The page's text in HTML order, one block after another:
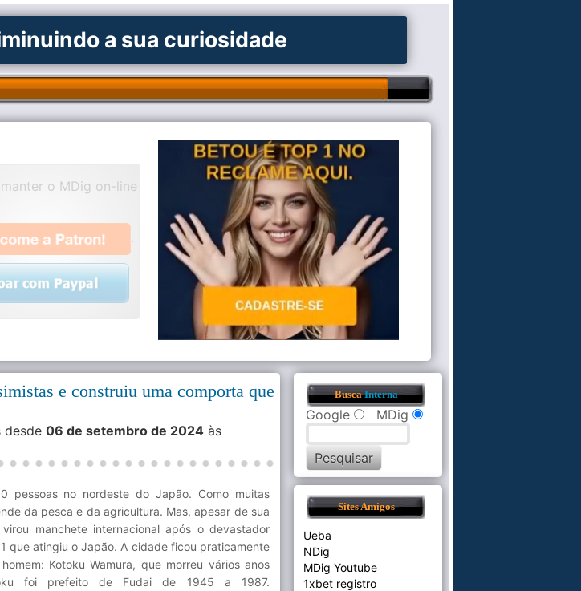
a sua curiosidade
o MDig on-line
.
e construiu uma comporta que
desde 06 de setembro de 2024 às
pessoas no nordeste do Japão. Como muitas
da pesca e da agricultura. Mas, apesar de sua
manchete internacional após o devastador
que atingiu o Japão. A cidade ficou praticamente
Kotoku Wamura, que morreu vários anos
foi prefeito de Fudai de 1945 a 1987.
BuscaInterna
Google MDig
Sites Amigos
Ueba
NDig
MDig Youtube
1xbet registro